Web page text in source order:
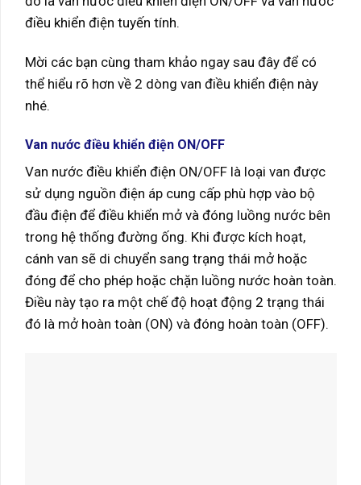
điều khiển điện tuyến tính.
Mời các bạn cùng tham khảo ngay sau đây để có
thể hiểu rõ hơn về 2 dòng van điều khiển điện này
nhé.
Van nước điều khiển điện ON/OFF
Van nước điều khiển điện ON/OFF là loại van được
sử dụng nguồn điện áp cung cấp phù hợp vào bộ
đầu điện để điều khiển mở và đóng luồng nước bên
trong hệ thống đường ống. Khi được kích hoạt,
cánh van sẽ di chuyển sang trạng thái mở hoặc
đóng để cho phép hoặc chặn luồng nước hoàn toàn.
Điều này tạo ra một chế độ hoạt động 2 trạng thái
đó là mở hoàn toàn (ON) và đóng hoàn toàn (OFF).